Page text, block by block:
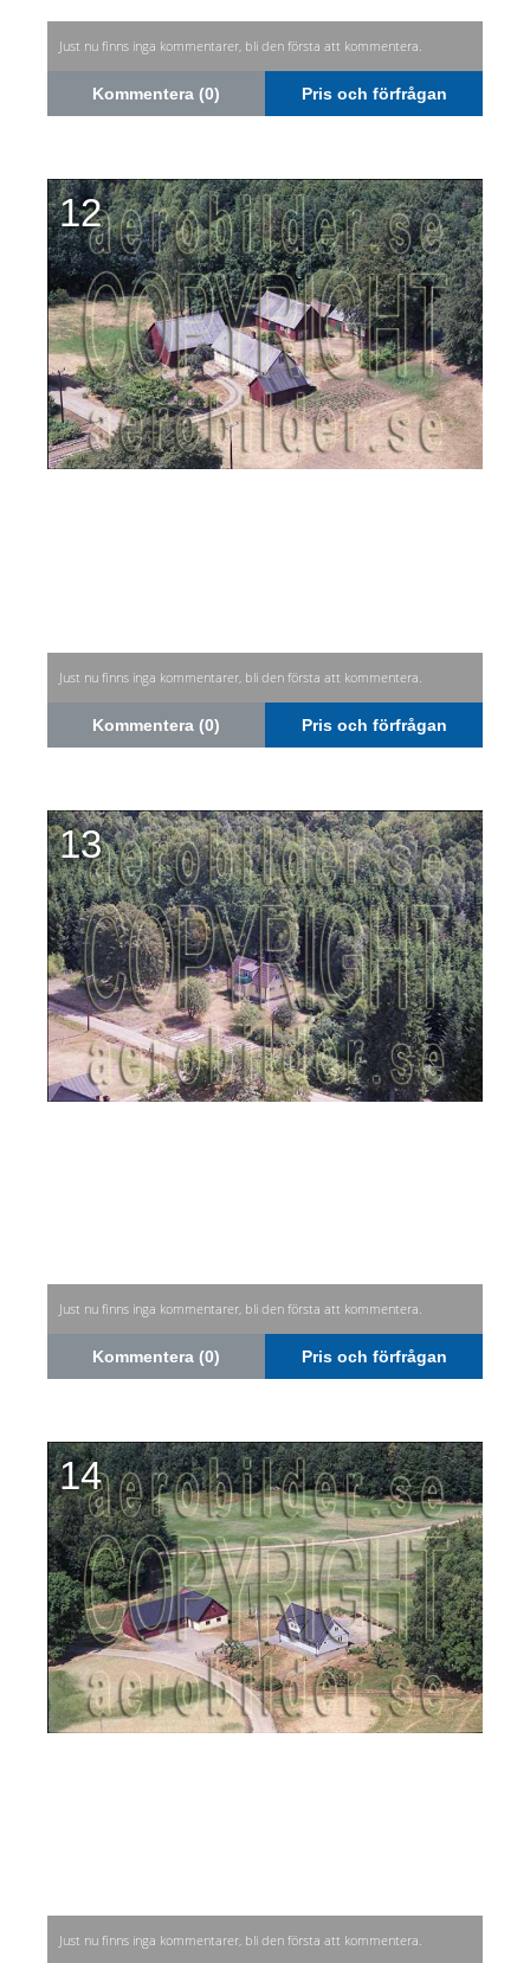
Just nu finns inga kommentarer, bli den första att kommentera.
Kommentera (0) Pris och förfrågan
12
Just nu finns inga kommentarer, bli den första att kommentera.
Kommentera (0) Pris och förfrågan
13
Just nu finns inga kommentarer, bli den första att kommentera.
Kommentera (0) Pris och förfrågan
14
Just nu finns inga kommentarer, bli den första att kommentera.